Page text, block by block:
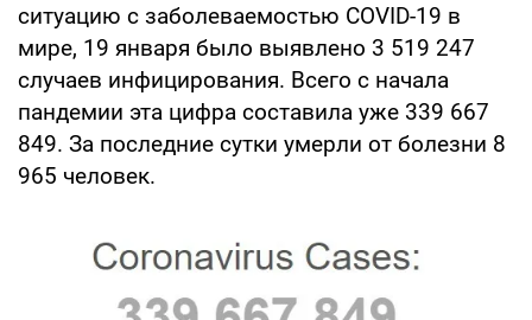
ситуацию с заболеваемостью COVID-19 в
мире, 19 января было выявлено 3 519 247
случаев инфицирования. Всего с начала
пандемии эта цифра составила уже 339 667
849. За последние сутки умерли от болезни 8
965 человек.